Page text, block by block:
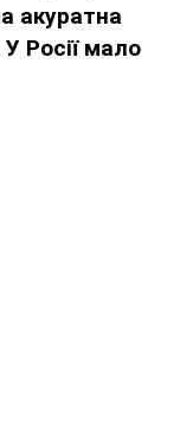
акуратна
Росії мало